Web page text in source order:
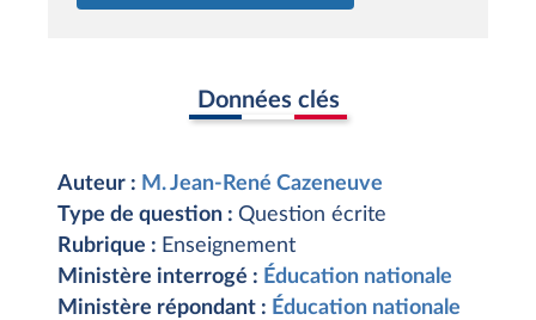
Données clés
Auteur : M. Jean-René Cazeneuve
Type de question : Question écrite
Rubrique : Enseignement
Ministère interrogé : Éducation nationale
Ministère répondant : Éducation nationale